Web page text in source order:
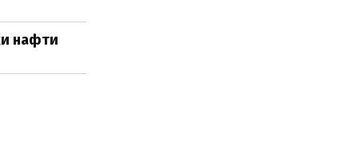
нафти